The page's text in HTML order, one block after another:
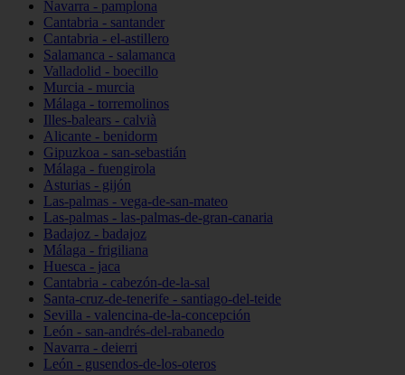
Navarra - pamplona
Cantabria - santander
Cantabria - el-astillero
Salamanca - salamanca
Valladolid - boecillo
Murcia - murcia
Málaga - torremolinos
Illes-balears - calvià
Alicante - benidorm
Gipuzkoa - san-sebastián
Málaga - fuengirola
Asturias - gijón
Las-palmas - vega-de-san-mateo
Las-palmas - las-palmas-de-gran-canaria
Badajoz - badajoz
Málaga - frigiliana
Huesca - jaca
Cantabria - cabezón-de-la-sal
Santa-cruz-de-tenerife - santiago-del-teide
Sevilla - valencina-de-la-concepción
León - san-andrés-del-rabanedo
Navarra - deierri
León - gusendos-de-los-oteros